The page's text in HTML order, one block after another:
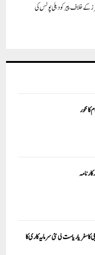
کے خلاف پیر کو دہلی پولس کی
محور
کا سفر یا ریاست کی نئی سرمایہ کاری کا